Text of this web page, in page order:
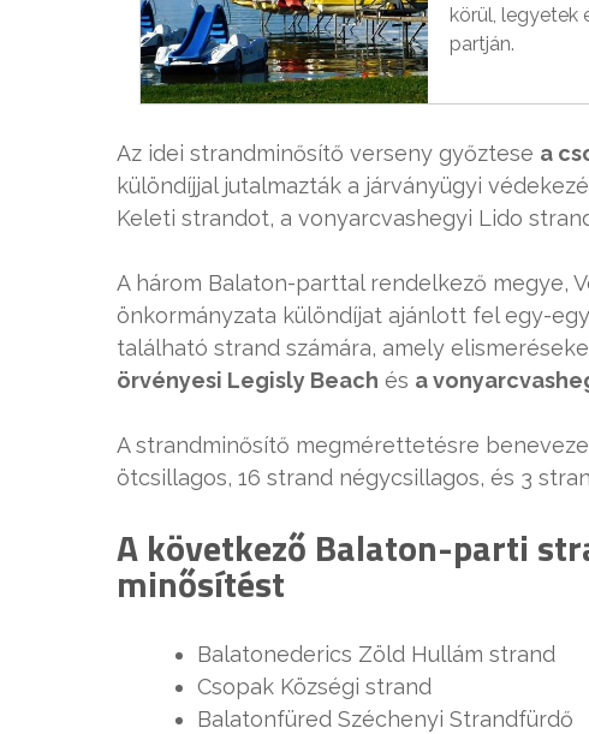
körül, legyetek
partján.
Az idei strandminősítő verseny győztese a
különdíjjal jutalmazták a járványügyi
Keleti strandot, a vonyarcvashegyi Lido
A három Balaton-parttal rendelkező megye,
önkormányzata különdíjat ajánlott fel egy-
található strand számára, amely
örvényesi Legisly Beach és a
A strandminősítő megmérettetésre
ötcsillagos, 16 strand négycsillagos, és 3
A következő Balaton-parti
minősítést
Balatonederics Zöld Hullám strand
Csopak Községi strand
Balatonfüred Széchenyi Strandfürdő